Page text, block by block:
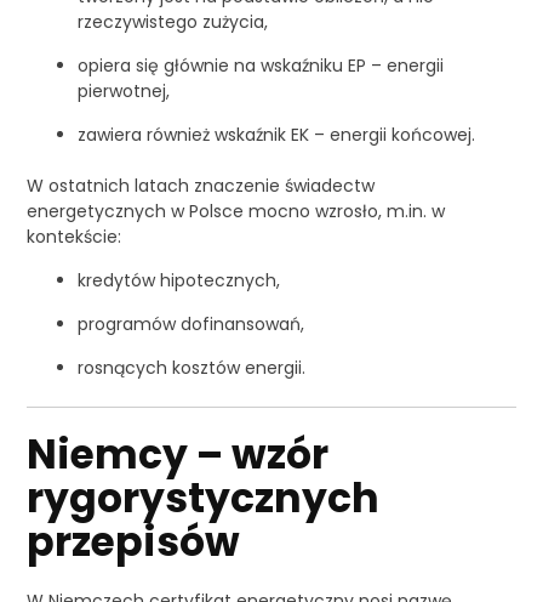
rzeczywistego zużycia,
opiera się głównie na wskaźniku EP – energii
pierwotnej,
zawiera również wskaźnik EK – energii końcowej.
W ostatnich latach znaczenie świadectw
energetycznych w Polsce mocno wzrosło, m.in. w
kontekście:
kredytów hipotecznych,
programów dofinansowań,
rosnących kosztów energii.
Niemcy – wzór
rygorystycznych
przepisów